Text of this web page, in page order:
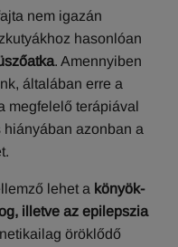
nem igazán
hasonlóan
. Amennyiben
általában erre a
megfelelő terápiával
hiányában azonban a
lehet a könyök-
illetve az epilepszia
öröklődő